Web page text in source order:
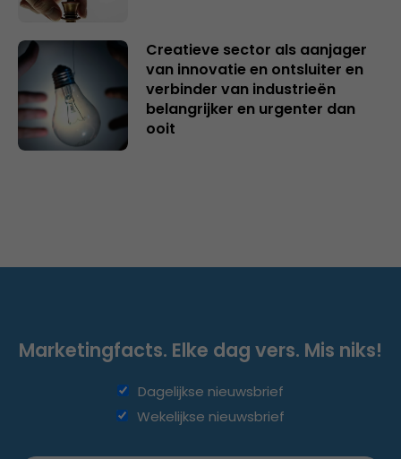
Creatieve sector als aanjager
van innovatie en ontsluiter en
verbinder van industrieën
belangrijker en urgenter dan
ooit
Marketingfacts. Elke dag vers. Mis niks!
Dagelijkse nieuwsbrief
Wekelijkse nieuwsbrief